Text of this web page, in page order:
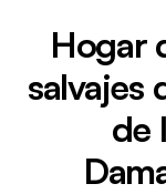
Hogar
salvajes
de